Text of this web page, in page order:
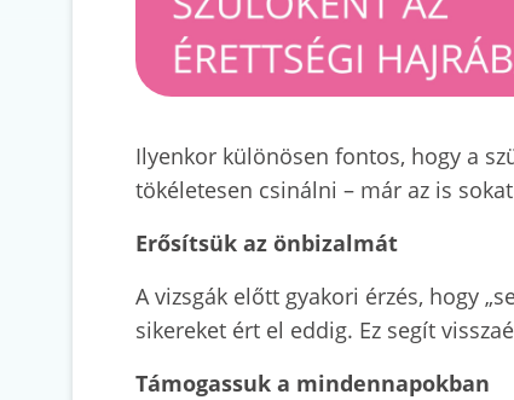
Ilyenkor különösen fontos, hogy a
tökéletesen csinálni – már az is
Erősítsük az önbizalmát
A vizsgák előtt gyakori érzés, hogy
sikereket ért el eddig. Ez segít
Támogassuk a mindennapokban